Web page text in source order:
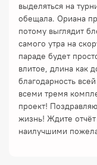
выделяться на
обещала. Ориана
потому выглядит
самого утра на
параде будет
влитое, длина как
благодарность
всеми тремя
проект!
жизнь! Ждите
наилучшими